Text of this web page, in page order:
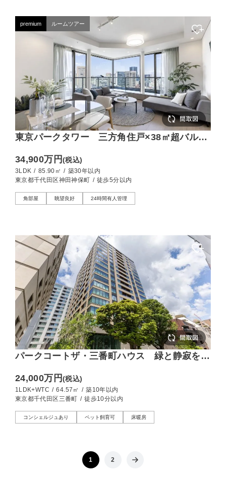
premium ルームツアー
東京パークタワー 三方角住戸×38㎡超バルコ
34,900万円(税込)
3LDK / 85.90㎡ / 築30年以内
東京都千代田区神田神保町 / 徒歩5分以内
角部屋 眺望良好 24時間有人管理
パークコートザ・三番町ハウス 緑と静寂を身
24,000万円(税込)
1LDK+WTC / 64.57㎡ / 築10年以内
東京都千代田区三番町 / 徒歩10分以内
コンシェルジュあり ペット飼育可 床暖房
1 2